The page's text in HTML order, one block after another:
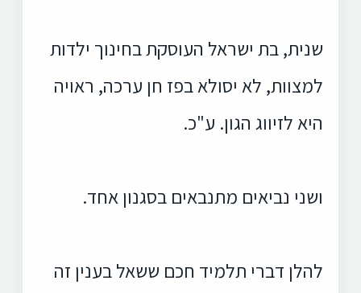
שנית, בת ישראל העוסקת בחינוך ילדות
למצוות, לא יסולא בפז חן ערכה, ראויה
היא לזיווג הגון. ע"כ.
ושני נביאים מתנבאים בסגנון אחד.
להלן דברי תלמיד חכם ששאל בענין זה